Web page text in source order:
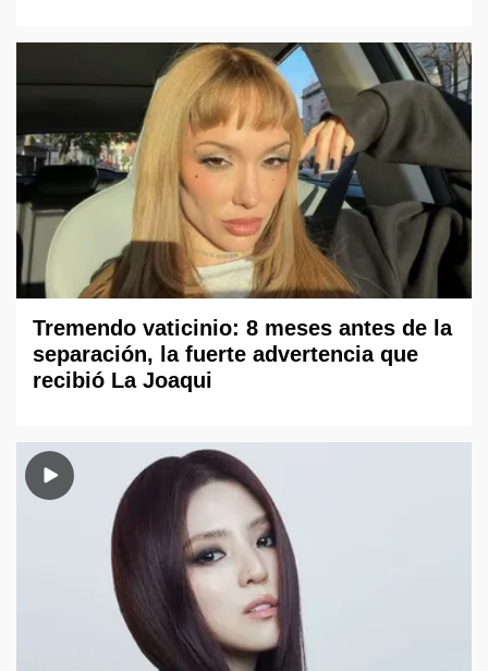
Tremendo vaticinio: 8 meses antes de la
separación, la fuerte advertencia que
recibió La Joaqui